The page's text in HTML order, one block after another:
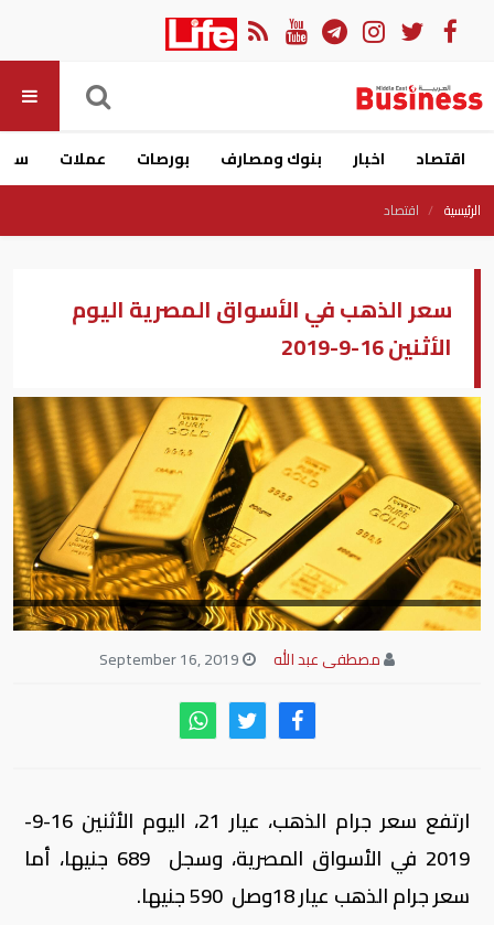
اقتصاد اخبار بنوك ومصارف بورصات عملات
الرئيسية اقتصاد
سعر الذهب في الأسواق المصرية اليوم
الأثنين 16-9-2019
مصطفى عبد الله
ارتفع سعر جرام الذهب، عيار 21، اليوم الأثنين 16-9-
2019 في الأسواق المصرية، وسجل 689 جنيها، أما
سعر جرام الذهب عيار 18وصل 590 جنيها.